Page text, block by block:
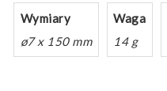
Wymiary
ø7 x 150 mm
Waga
14 g